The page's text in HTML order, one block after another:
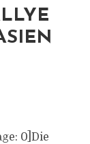
0]Die